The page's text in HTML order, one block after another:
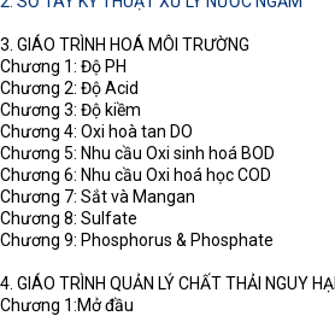
3. GIÁO TRÌNH HOÁ MÔI TRƯỜNG
Chương 1: Độ PH
Chương 2: Độ Acid
Chương 3: Độ kiềm
Chương 4: Oxi hoà tan DO
Chương 5: Nhu cầu Oxi sinh hoá BOD
Chương 6: Nhu cầu Oxi hoá học COD
Chương 7: Sắt và Mangan
Chương 8: Sulfate
Chương 9: Phosphorus & Phosphate
4. GIÁO TRÌNH QUẢN LÝ CHẤT THẢI NGUY HẠI
Chương 1:Mở đầu